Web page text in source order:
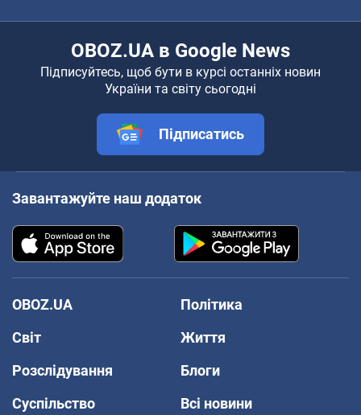
OBOZ.UA в Google News
Підписуйтесь, щоб бути в курсі останніх новин
України та світу сьогодні
Підписатись
Завантажуйте наш додаток
OBOZ.UA
Політика
Світ
Життя
Розслідування
Блоги
Суспільство
Всі новини